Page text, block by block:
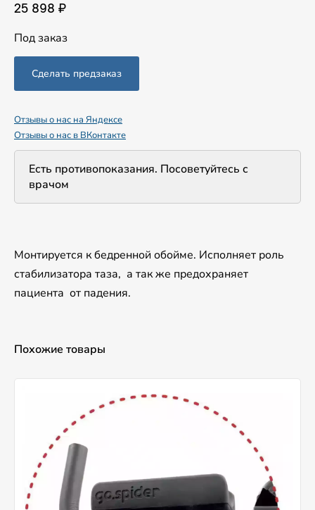
25 898 ₽
Под заказ
Отзывы о нас на Яндексе
Отзывы о нас в ВКонтакте
Есть противопоказания. Посоветуйтесь с
врачом
Монтируется к бедренной обойме. Исполняет роль
стабилизатора таза, а так же предохраняет
пациента от падения.
Похожие товары